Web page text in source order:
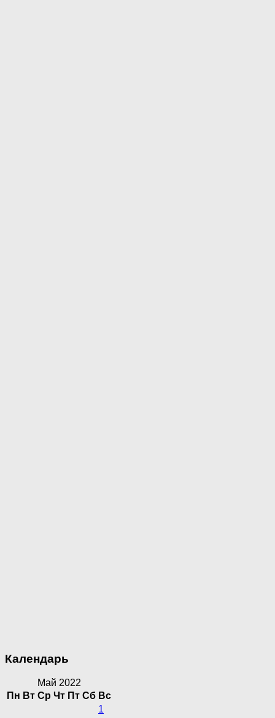
Календарь
Май 2022
Пн Вт Ср Чт Пт Сб Вс
1